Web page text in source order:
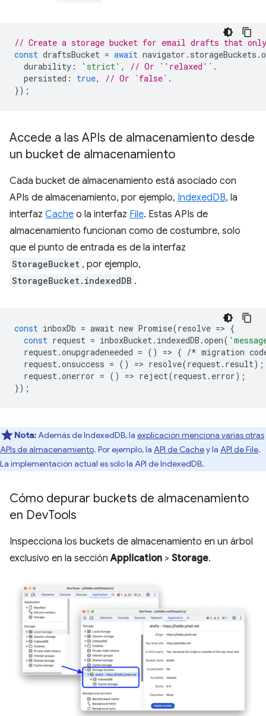
// Create a storage bucket for email drafts that
const draftsBucket = await navigator . storageBuckets .
durability : 'strict' ,
// Or `'relaxed'`.
persisted : true,
// Or `false`.
});
Accede a las APIs de almacenamiento desde
un bucket de almacenamiento
Cada bucket de almacenamiento está asociado con
APIs de almacenamiento, por ejemplo, IndexedDB, la
interfaz Cache o la interfaz File. Estas APIs de
almacenamiento funcionan como de costumbre, solo
que el punto de entrada es de la interfaz
StorageBucket , por ejemplo,
StorageBucket.indexedDB .
const inboxDb = await new Promise(resolve => {
const request = inboxBucket. indexedDB .open(
request.onupgradeneeded = () => { /* migration
request.onsuccess = () => resolve(request. result);
request.onerror = () => reject(request. error);
});
Nota:Además de IndexedDB, la explicación menciona varias otras
APIs de almacenamiento. Por ejemplo, la API de Cachey la API de File.
La implementación actual es solo la API de IndexedDB.
Cómo depurar buckets de almacenamiento
en DevTools
Inspecciona los buckets de almacenamiento en un árbol
exclusivo en la secciónApplication > Storage.